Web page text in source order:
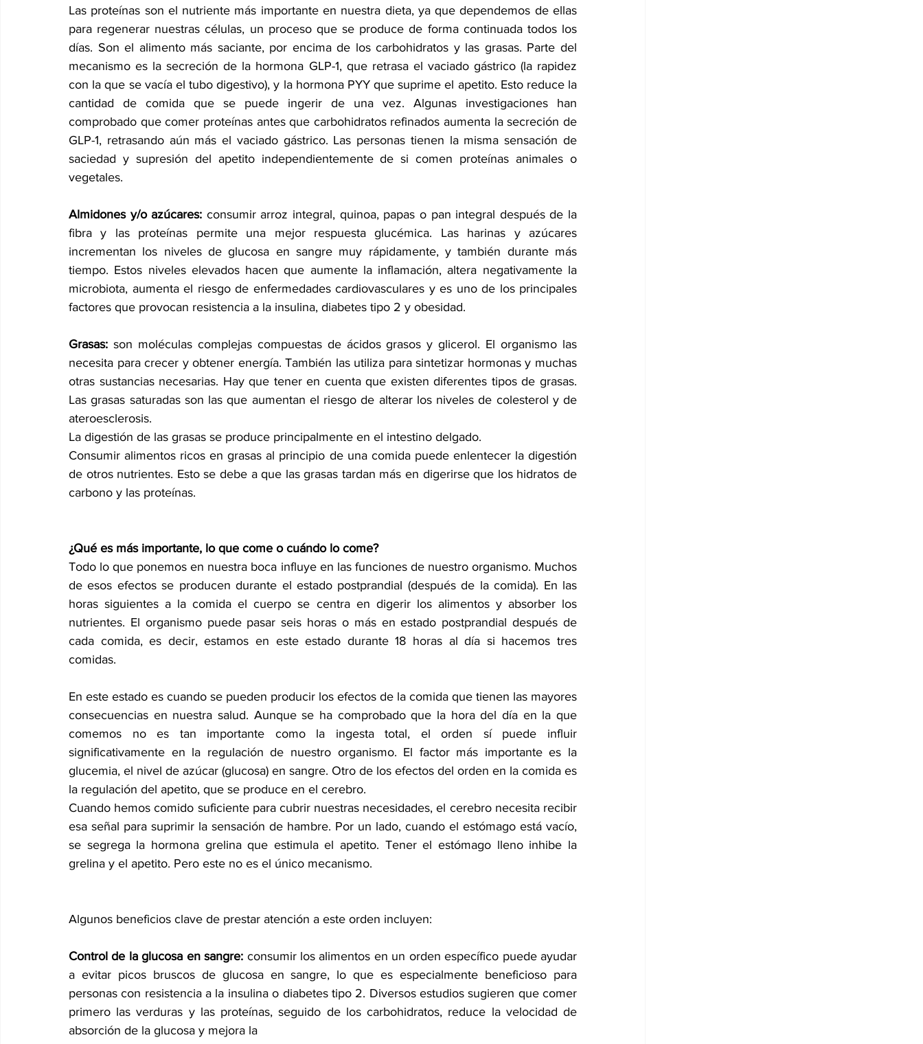
Las proteínas son el nutriente más importante en nuestra dieta, ya que dependemos de ellas
para regenerar nuestras células, un proceso que se produce de forma continuada todos los
días. Son el alimento más saciante, por encima de los carbohidratos y las grasas. Parte del
mecanismo es la secreción de la hormona GLP-1, que retrasa el vaciado gástrico (la rapidez
con la que se vacía el tubo digestivo), y la hormona PYY que suprime el apetito. Esto reduce la
cantidad de comida que se puede ingerir de una vez. Algunas investigaciones han
comprobado que comer proteínas antes que carbohidratos refinados aumenta la secreción de
GLP-1, retrasando aún más el vaciado gástrico. Las personas tienen la misma sensación de
saciedad y supresión del apetito independientemente de si comen proteínas animales o
vegetales.
Almidones y/o azúcares: consumir arroz integral, quinoa, papas o pan integral después de la
fibra y las proteínas permite una mejor respuesta glucémica. Las harinas y azúcares
incrementan los niveles de glucosa en sangre muy rápidamente, y también durante más
tiempo. Estos niveles elevados hacen que aumente la inflamación, altera negativamente la
microbiota, aumenta el riesgo de enfermedades cardiovasculares y es uno de los principales
factores que provocan resistencia a la insulina, diabetes tipo 2 y obesidad.
Grasas: son moléculas complejas compuestas de ácidos grasos y glicerol. El organismo las
necesita para crecer y obtener energía. También las utiliza para sintetizar hormonas y muchas
otras sustancias necesarias. Hay que tener en cuenta que existen diferentes tipos de grasas.
Las grasas saturadas son las que aumentan el riesgo de alterar los niveles de colesterol y de
ateroesclerosis.
La digestión de las grasas se produce principalmente en el intestino delgado.
Consumir alimentos ricos en grasas al principio de una comida puede enlentecer la digestión
de otros nutrientes. Esto se debe a que las grasas tardan más en digerirse que los hidratos de
carbono y las proteínas.
¿Qué es más importante, lo que come o cuándo lo come?
Todo lo que ponemos en nuestra boca influye en las funciones de nuestro organismo. Muchos
de esos efectos se producen durante el estado postprandial (después de la comida). En las
horas siguientes a la comida el cuerpo se centra en digerir los alimentos y absorber los
nutrientes. El organismo puede pasar seis horas o más en estado postprandial después de
cada comida, es decir, estamos en este estado durante 18 horas al día si hacemos tres
comidas.
En este estado es cuando se pueden producir los efectos de la comida que tienen las mayores
consecuencias en nuestra salud. Aunque se ha comprobado que la hora del día en la que
comemos no es tan importante como la ingesta total, el orden sí puede influir
significativamente en la regulación de nuestro organismo. El factor más importante es la
glucemia, el nivel de azúcar (glucosa) en sangre. Otro de los efectos del orden en la comida es
la regulación del apetito, que se produce en el cerebro.
Cuando hemos comido suficiente para cubrir nuestras necesidades, el cerebro necesita recibir
esa señal para suprimir la sensación de hambre. Por un lado, cuando el estómago está vacío,
se segrega la hormona grelina que estimula el apetito. Tener el estómago lleno inhibe la
grelina y el apetito. Pero este no es el único mecanismo.
Algunos beneficios clave de prestar atención a este orden incluyen:
Control de la glucosa en sangre: consumir los alimentos en un orden específico puede ayudar
a evitar picos bruscos de glucosa en sangre, lo que es especialmente beneficioso para
personas con resistencia a la insulina o diabetes tipo 2. Diversos estudios sugieren que comer
primero las verduras y las proteínas, seguido de los carbohidratos, reduce la velocidad de
absorción de la glucosa y mejora la